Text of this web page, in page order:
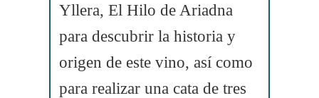
Yllera, El Hilo de Ariadna
para descubrir la historia y
origen de este vino, así como
para realizar una cata de tres